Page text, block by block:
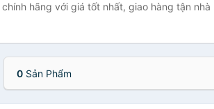
chính hãng với giá tốt nhất, giao hàng tận nhà
0 Sản Phẩm